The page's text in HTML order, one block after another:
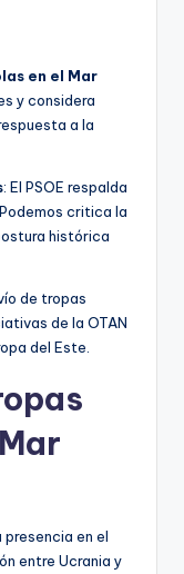
en el Mar
y considera
a la
: El PSOE respalda
critica la
histórica
de tropas
de la OTAN
del Este.
presencia en el
entre Ucrania y